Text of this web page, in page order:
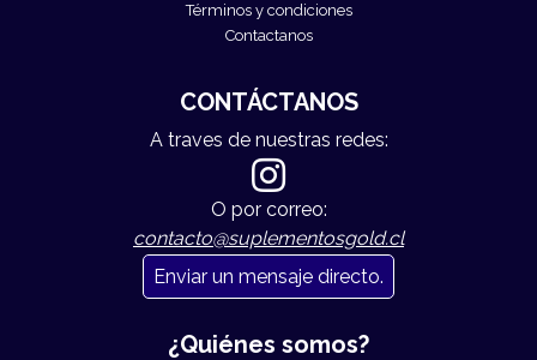
Términos y condiciones
Contactanos
CONTÁCTANOS
A traves de nuestras redes:
O por correo:
contacto@suplementosgold.cl
Enviar un mensaje directo.
¿Quiénes somos?